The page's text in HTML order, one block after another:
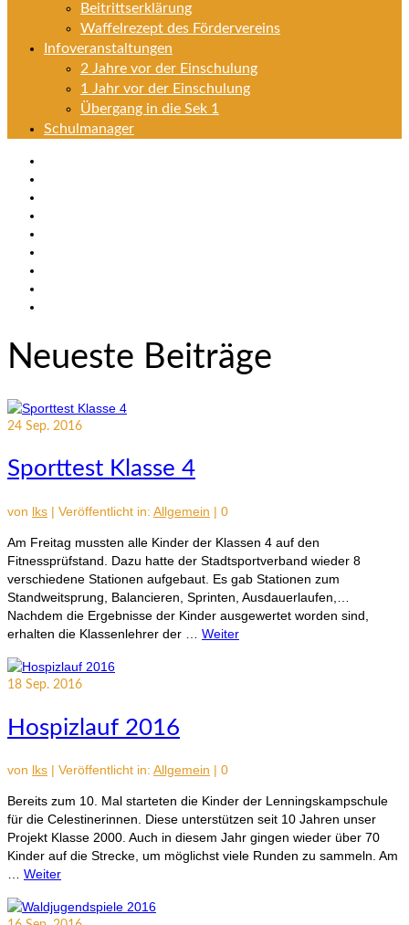
Beitrittserklärung
Waffelrezept des Fördervereins
Infoveranstaltungen
2 Jahre vor der Einschulung
1 Jahr vor der Einschulung
Übergang in die Sek 1
Schulmanager
Neueste Beiträge
24 Sep. 2016
Sporttest Klasse 4
von lks | Veröffentlicht in: Allgemein | 0
Am Freitag mussten alle Kinder der Klassen 4 auf den
Fitnessprüfstand. Dazu hatte der Stadtsportverband wieder 8
verschiedene Stationen aufgebaut. Es gab Stationen zum
Standweitsprung, Balancieren, Sprinten, Ausdauerlaufen,…
Nachdem die Ergebnisse der Kinder ausgewertet worden sind,
erhalten die Klassenlehrer der … Weiter
18 Sep. 2016
Hospizlauf 2016
von lks | Veröffentlicht in: Allgemein | 0
Bereits zum 10. Mal starteten die Kinder der Lenningskampschule
für die Celestinerinnen. Diese unterstützen seit 10 Jahren unser
Projekt Klasse 2000. Auch in diesem Jahr gingen wieder über 70
Kinder auf die Strecke, um möglichst viele Runden zu sammeln. Am
… Weiter